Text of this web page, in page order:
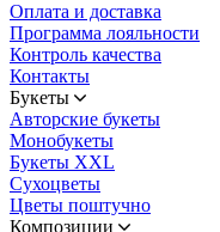
Оплата и доставка
Программа лояльности
Контроль качества
Контакты
Букеты
Авторские букеты
Монобукеты
Букеты XXL
Сухоцветы
Цветы поштучно
Композиции